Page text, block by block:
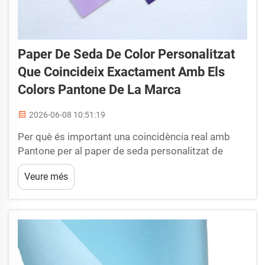
Paper De Seda De Color Personalitzat
Que Coincideix Exactament Amb Els
Colors Pantone De La Marca
2026-06-08 10:51:19
Per què és important una coincidència real amb
Pantone per al paper de seda personalitzat de
colors Protegir l’equitat de la marca mitjançant
paper de seda de colors precisos en l’envasat de
luxe i per a regals En l’envasat de luxe i per a regals,
color: és una s...
Veure més